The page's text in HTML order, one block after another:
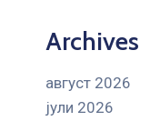
Archives
август 2026
јули 2026